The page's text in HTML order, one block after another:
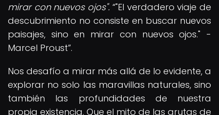
mirar con nuevos ojos". "El verdadero viaje de
descubrimiento no consiste en buscar nuevos
paisajes, sino en mirar con nuevos ojos." -
Marcel Proust .
Nos desafío a mirar más allá de lo evidente, a
explorar no solo las maravillas naturales, sino
también las profundidades de nuestra
propia existencia. Que el mito de las grutas de